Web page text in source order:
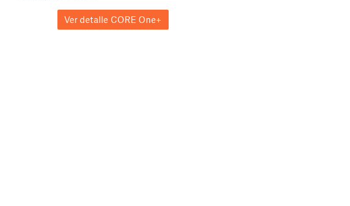
Ver detalle CORE One+